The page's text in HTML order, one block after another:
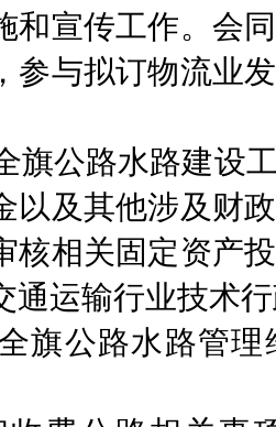
和宣传工作。会
参与拟订物流业
旗公路水路建设
以及其他涉及财
核相关固定资产
通运输行业技术
旗公路水路管